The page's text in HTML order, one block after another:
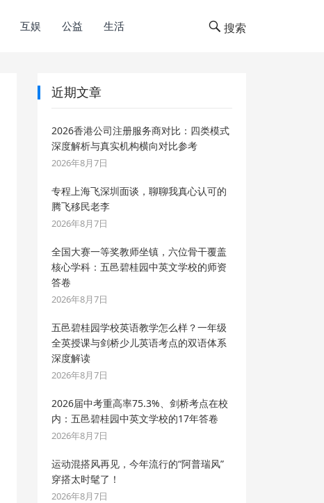
互娱 公益 生活 搜索
近期文章
2026香港公司注册服务商对比：四类模式
深度解析与真实机构横向对比参考
2026年8月7日
专程上海飞深圳面谈，聊聊我真心认可的
腾飞移民老李
2026年8月7日
全国大赛一等奖教师坐镇，六位骨干覆盖
核心学科：五邑碧桂园中英文学校的师资
答卷
2026年8月7日
五邑碧桂园学校英语教学怎么样？一年级
全英授课与剑桥少儿英语考点的双语体系
深度解读
2026年8月7日
2026届中考重高率75.3%、剑桥考点在校
内：五邑碧桂园中英文学校的17年答卷
2026年8月7日
运动混搭风再见，今年流行的“阿普瑞风”
穿搭太时髦了！
2026年8月7日